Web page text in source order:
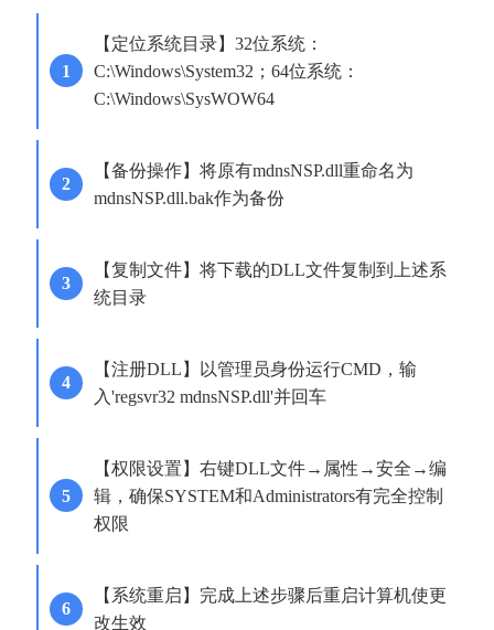
【定位系统目录】32位系统：
C:\Windows\System32；64位系统：
C:\Windows\SysWOW64
【备份操作】将原有mdnsNSP.dll重命名为
mdnsNSP.dll.bak作为备份
【复制文件】将下载的DLL文件复制到上述系
统目录
【注册DLL】以管理员身份运行CMD，输
入'regsvr32 mdnsNSP.dll'并回车
【权限设置】右键DLL文件→属性→安全→编
辑，确保SYSTEM和Administrators有完全控制
权限
【系统重启】完成上述步骤后重启计算机使更
改生效